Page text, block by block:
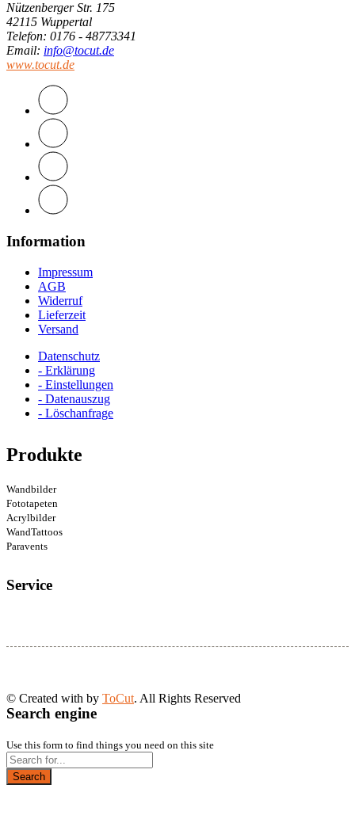
Nützenberger Str. 175
42115 Wuppertal
Telefon: 0176 - 48773341
Email: info@tocut.de
www.tocut.de
Information
Impressum
AGB
Widerruf
Lieferzeit
Versand
Datenschutz
- Erklärung
- Einstellungen
- Datenauszug
- Löschanfrage
Produkte
Wandbilder
Fototapeten
Acrylbilder
WandTattoos
Paravents
Service
© Created with by ToCut. All Rights Reserved
Search engine
Use this form to find things you need on this site
Search